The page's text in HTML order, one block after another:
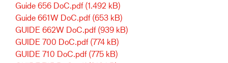
Guide 656 DoC.pdf (1.492 kB)
Guide 661W DoC.pdf (653 kB)
GUIDE 662W DoC.pdf (939 kB)
GUIDE 700 DoC.pdf (774 kB)
GUIDE 710 DoC.pdf (775 kB)